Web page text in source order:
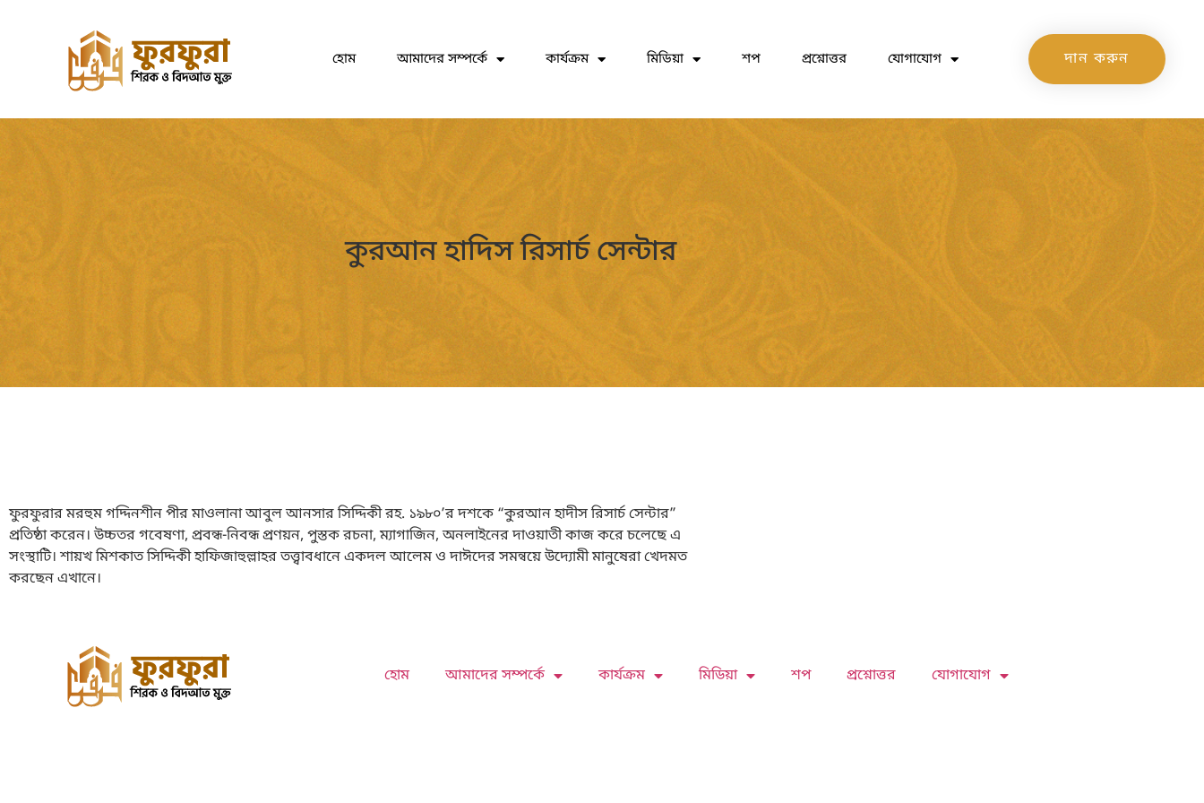
হোম আমাদের সম্পর্কে কার্যক্রম মিডিয়া শপ প্রশ্নোত্তর যোগাযোগ দান করুন
কুরআন হাদিস রিসার্চ সেন্টার
ফুরফুরার মরহুম গদ্দিনশীন পীর মাওলানা আবুল আনসার সিদ্দিকী রহ. ১৯৮০’র দশকে “কুরআন হাদীস রিসার্চ সেন্টার”
প্রতিষ্ঠা করেন। উচ্চতর গবেষণা, প্রবন্ধ-নিবন্ধ প্রণয়ন, পুস্তক রচনা, ম্যাগাজিন, অনলাইনের দাওয়াতী কাজ করে চলেছে এ
সংস্থাটি। শায়খ মিশকাত সিদ্দিকী হাফিজাহুল্লাহর তত্ত্বাবধানে একদল আলেম ও দাঈদের সমন্বয়ে উদ্যোমী মানুষেরা খেদমত
করছেন এখানে।
হোম আমাদের সম্পর্কে কার্যক্রম মিডিয়া শপ প্রশ্নোত্তর যোগাযোগ